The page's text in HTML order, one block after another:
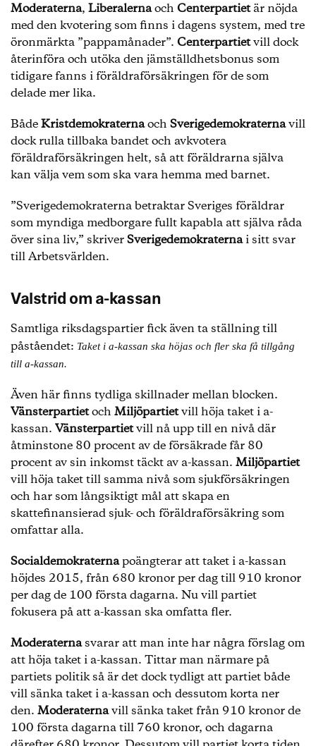
Moderaterna, Liberalernaoch Centerpartietär nöjda
med den kvotering som finns i dagens system, med tre
öronmärkta ”pappamånader”. Centerpartietvill dock
återinföra och utöka den jämställdhetsbonus som
tidigare fanns i föräldraförsäkringen för de som
delade mer lika.
BådeKristdemokraternaoch Sverigedemokraternavill
dock rulla tillbaka bandet och avkvotera
föräldraförsäkringen helt, så att föräldrarna själva
kan välja vem som ska vara hemma med barnet.
”Sverigedemokraterna betraktar Sveriges föräldrar
som myndiga medborgare fullt kapabla att själva råda
över sina liv,” skriverSverigedemokraternai sitt svar
till Arbetsvärlden.
Valstrid om a-kassan
Samtliga riksdagspartier fick även ta ställning till
påståendet: Taket i a-kassan ska höjas och fler ska få tillgång
till a-kassan.
Även här finns tydliga skillnader mellan blocken.
Vänsterpartietoch Miljöpartietvill höja taket i a-
kassan. Vänsterpartietvill nå upp till en nivå där
åtminstone 80 procent av de försäkrade får 80
procent av sin inkomst täckt av a-kassan. Miljöpartiet
vill höja taket till samma nivå som sjukförsäkringen
och har som långsiktigt mål att skapa en
skattefinansierad sjuk- och föräldraförsäkring som
omfattar alla.
Socialdemokraternapoängterar att taket i a-kassan
höjdes 2015, från 680 kronor per dag till 910 kronor
per dag de 100 första dagarna. Nu vill partiet
fokusera på att a-kassan ska omfatta fler.
Moderaternasvarar att man inte har några förslag om
att höja taket i a-kassan. Tittar man närmare på
partiets politik så är det dock tydligt att partiet både
vill sänka taket i a-kassan och dessutom korta ner
den. Moderaternavill sänka taket från 910 kronor de
100 första dagarna till 760 kronor, och dagarna